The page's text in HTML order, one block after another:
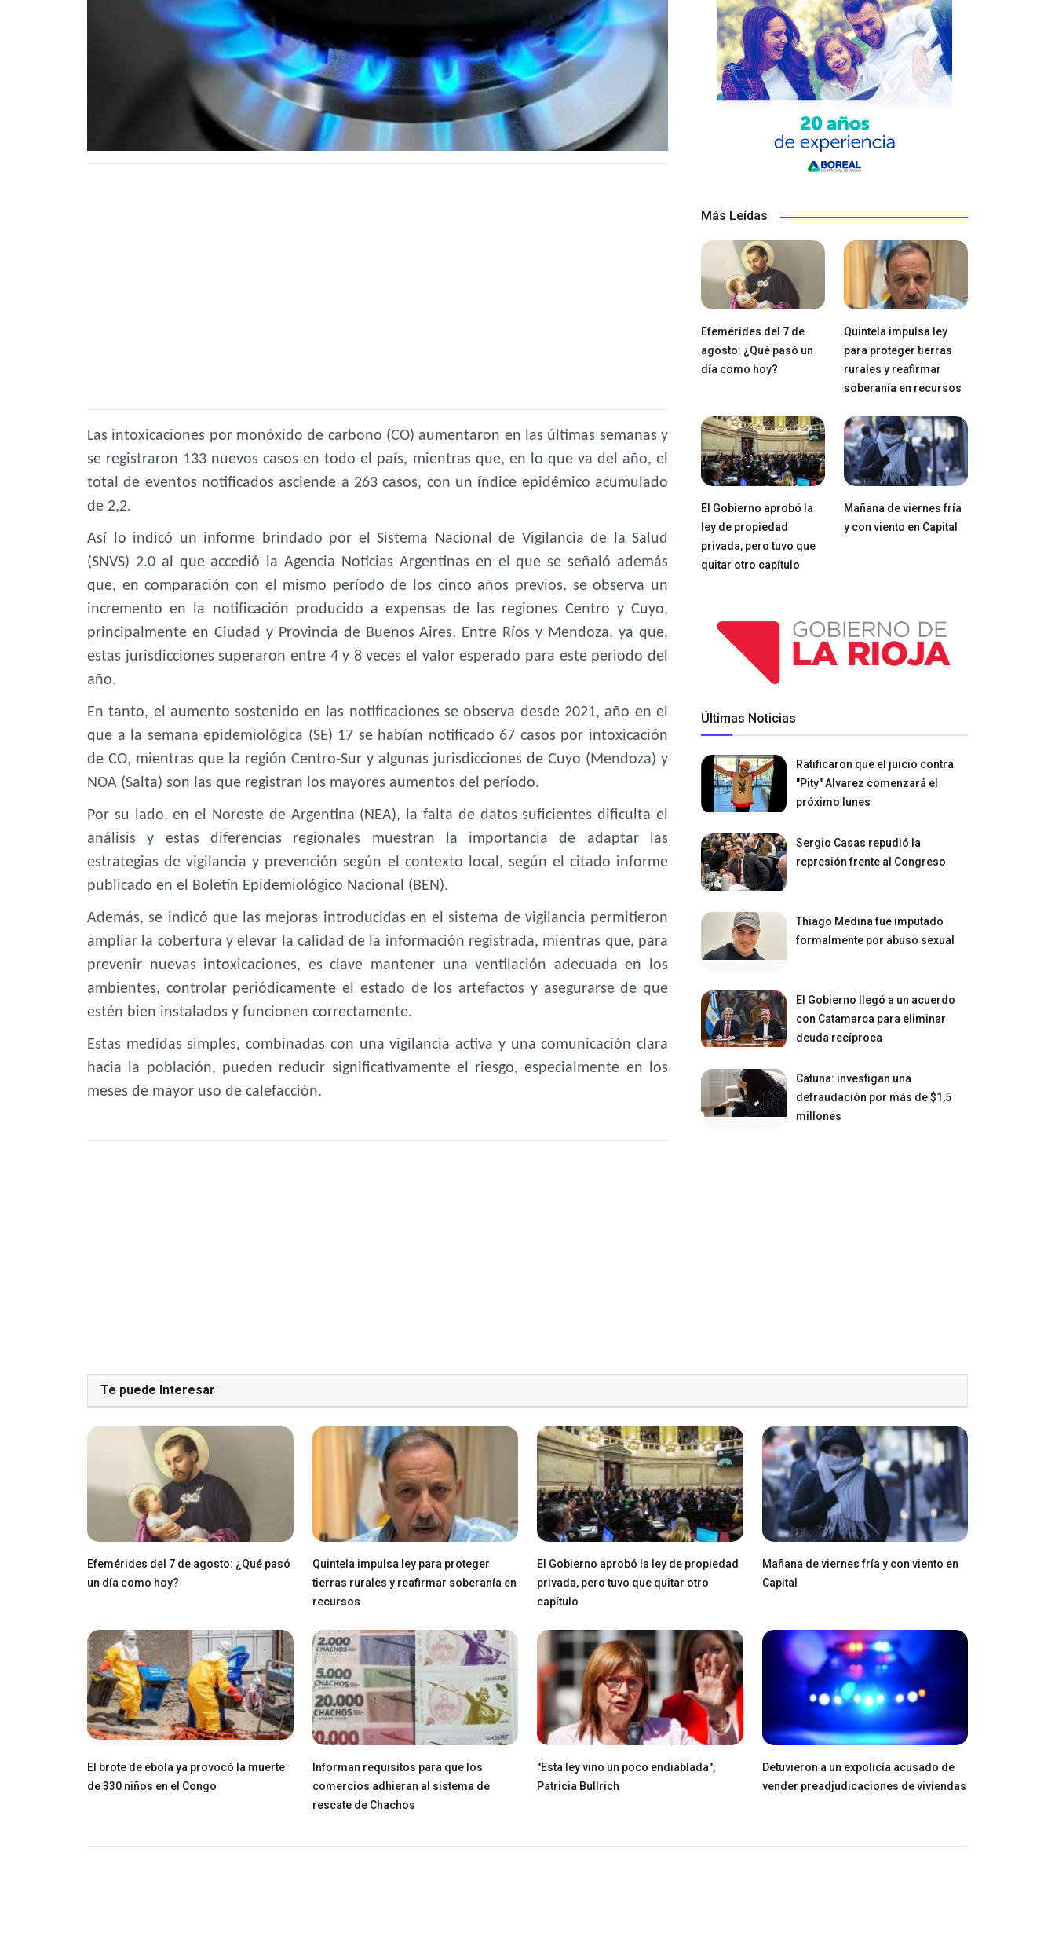
Las intoxicaciones por monóxido de carbono (CO) aumentaron en las últimas semanas y
se registraron 133 nuevos casos en todo el país, mientras que, en lo que va del año, el
total de eventos notificados asciende a 263 casos, con un índice epidémico acumulado
de 2,2.
Así lo indicó un informe brindado por el Sistema Nacional de Vigilancia de la Salud
(SNVS) 2.0 al que accedió la Agencia Noticias Argentinas en el que se señaló además
que, en comparación con el mismo período de los cinco años previos, se observa un
incremento en la notificación producido a expensas de las regiones Centro y Cuyo,
principalmente en Ciudad y Provincia de Buenos Aires, Entre Ríos y Mendoza, ya que,
estas jurisdicciones superaron entre 4 y 8 veces el valor esperado para este periodo del
año.
En tanto, el aumento sostenido en las notificaciones se observa desde 2021, año en el
que a la semana epidemiológica (SE) 17 se habían notificado 67 casos por intoxicación
de CO, mientras que la región Centro-Sur y algunas jurisdicciones de Cuyo (Mendoza) y
NOA (Salta) son las que registran los mayores aumentos del período.
Por su lado, en el Noreste de Argentina (NEA), la falta de datos suficientes dificulta el
análisis y estas diferencias regionales muestran la importancia de adaptar las
estrategias de vigilancia y prevención según el contexto local, según el citado informe
publicado en el Boletín Epidemiológico Nacional (BEN).
Además, se indicó que las mejoras introducidas en el sistema de vigilancia permitieron
ampliar la cobertura y elevar la calidad de la información registrada, mientras que, para
prevenir nuevas intoxicaciones, es clave mantener una ventilación adecuada en los
ambientes, controlar periódicamente el estado de los artefactos y asegurarse de que
estén bien instalados y funcionen correctamente.
Estas medidas simples, combinadas con una vigilancia activa y una comunicación clara
hacia la población, pueden reducir significativamente el riesgo, especialmente en los
meses de mayor uso de calefacción.
Más Leídas
Efemérides del 7 de
agosto: ¿Qué pasó un
día como hoy?
Quintela impulsa ley
para proteger tierras
rurales y reafirmar
soberanía en recursos
El Gobierno aprobó la
ley de propiedad
privada, pero tuvo que
quitar otro capítulo
Mañana de viernes fría
y con viento en Capital
Últimas Noticias
Ratificaron que el juicio contra
"Pity" Alvarez comenzará el
próximo lunes
Sergio Casas repudió la
represión frente al Congreso
Thiago Medina fue imputado
formalmente por abuso sexual
El Gobierno llegó a un acuerdo
con Catamarca para eliminar
deuda recíproca
Catuna: investigan una
defraudación por más de $1,5
millones
Te puede Interesar
Efemérides del 7 de agosto: ¿Qué pasó
un día como hoy?
Quintela impulsa ley para proteger
tierras rurales y reafirmar soberanía en
recursos
El Gobierno aprobó la ley de propiedad
privada, pero tuvo que quitar otro
capítulo
Mañana de viernes fría y con viento en
Capital
El brote de ébola ya provocó la muerte
de 330 niños en el Congo
Informan requisitos para que los
comercios adhieran al sistema de
rescate de Chachos
"Esta ley vino un poco endiablada",
Patricia Bullrich
Detuvieron a un expolicía acusado de
vender preadjudicaciones de viviendas